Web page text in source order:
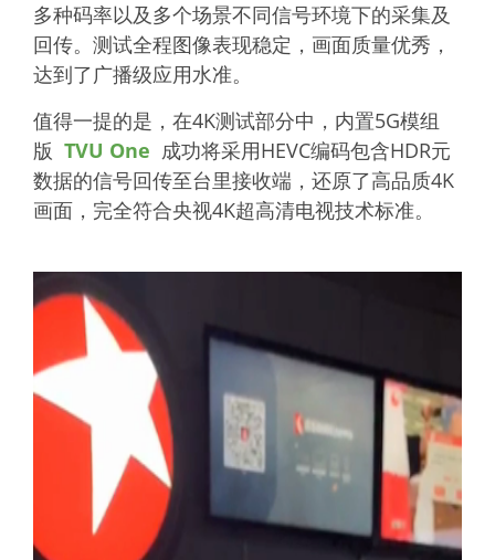
多种码率以及多个场景不同信号环境下的采集及
回传。测试全程图像表现稳定，画面质量优秀，
达到了广播级应用水准。
值得一提的是，在4K测试部分中，内置5G模组
版 TVU One 成功将采用HEVC编码包含HDR元
数据的信号回传至台里接收端，还原了高品质4K
画面，完全符合央视4K超高清电视技术标准。